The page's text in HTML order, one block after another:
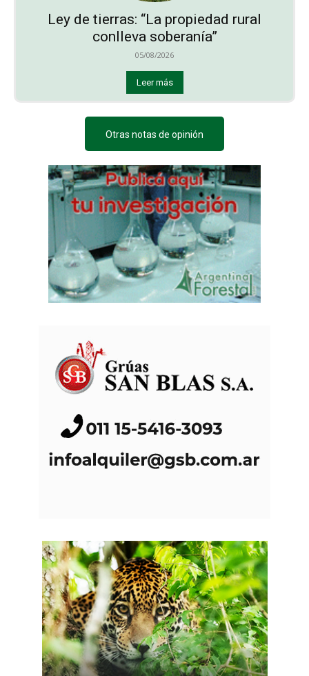
Ley de tierras: “La propiedad rural
conlleva soberanía”
05/08/2026
Leer más
Otras notas de opinión